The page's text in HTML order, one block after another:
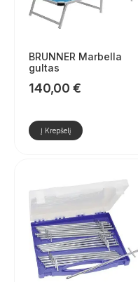
BRUNNER Marbella
gultas
140,00 €
Į Krepšelį